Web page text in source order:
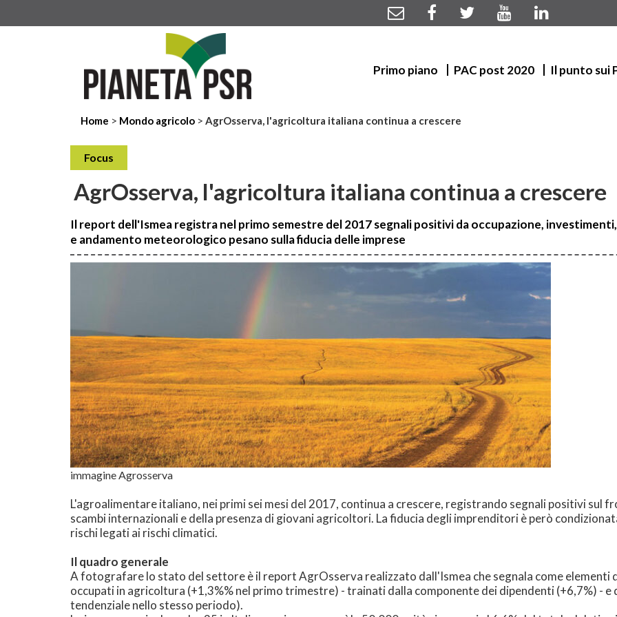
Primo piano PAC post 2020 Il punto sui
Home > Mondo agricolo > AgrOsserva, l'agricoltura italiana continua a crescere
Focus
AgrOsserva, l'agricoltura italiana continua a crescere
Il report dell'Ismea registra nel primo semestre del 2017 segnali positivi da occupazione,
e andamento meteorologico pesano sulla fiducia delle imprese
immagine Agrosserva
L'agroalimentare italiano, nei primi sei mesi del 2017, continua a crescere, registrando segnali positivi sul
scambi internazionali e della presenza di giovani agricoltori. La fiducia degli imprenditori è però
rischi legati ai rischi climatici.
Il quadro generale
A fotografare lo stato del settore è il report AgrOsserva realizzato dall'Ismea che segnala come elementi
occupati in agricoltura (+1,3%% nel primo trimestre) - trainati dalla componente dei dipendenti (+6,7%) - e
tendenziale nello stesso periodo).